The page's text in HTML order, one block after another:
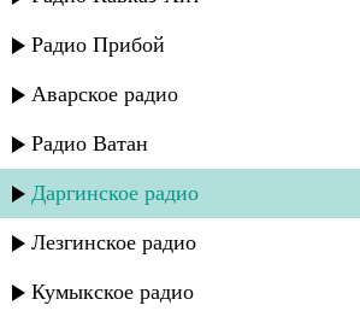
Радио Прибой
Аварское радио
Радио Ватан
Даргинское радио
Лезгинское радио
Кумыкское радио
[2
Джамиля Раджабова - Акушинка
Умайра Шахбанова - Верни мое
Самира Омарова - Дигайля хабар
Пазилат Омарова - ЧарукIен [24
Рукият Халимбекова - Ва дила
назад]